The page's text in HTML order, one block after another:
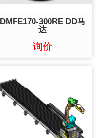
DMFE170-300RE DD马
达
询价